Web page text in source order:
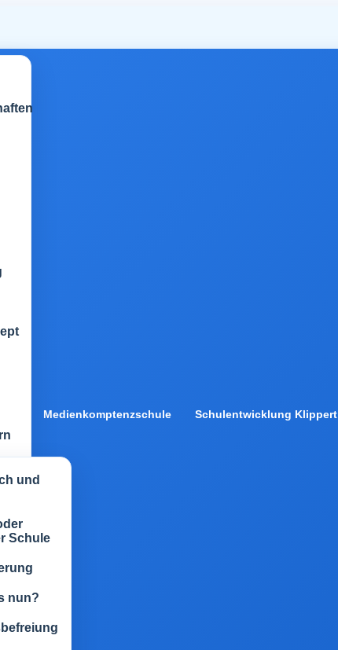
und
Schule
nun?
Medienkomptenzschule Schulentwicklung Klippert